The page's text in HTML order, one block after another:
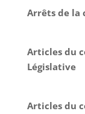
Arrêts de la
Articles du
Législative
Articles du